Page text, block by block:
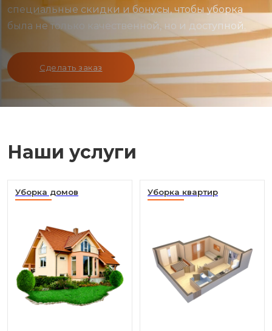
специальные скидки и бонусы, чтобы уборка
была не только качественной, но и доступной.
Сделать заказ
Наши услуги
Уборка домов Уборка квартир